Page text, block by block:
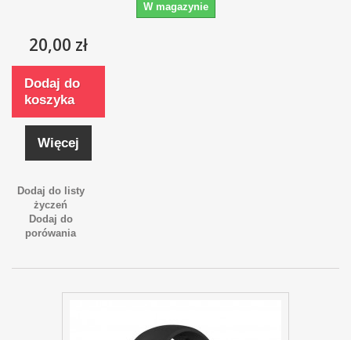
W magazynie
20,00 zł
Dodaj do
koszyka
Więcej
Dodaj do listy
życzeń
Dodaj do
porówania